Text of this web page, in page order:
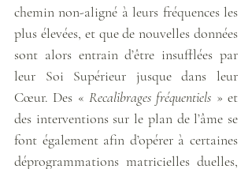
chemin non-aligné à leurs fréquences les
plus élevées, et que de nouvelles données
sont alors entrain d’être insufflées par
leur Soi Supérieur jusque dans leur
Cœur. Des « Recalibrages fréquentiels » et
des interventions sur le plan de l’âme se
font également afin d’opérer à certaines
déprogrammations matricielles duelles,